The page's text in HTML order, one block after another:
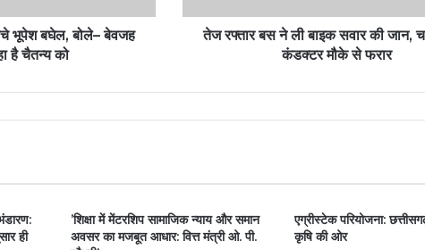
भूपेश बघेल, बोले– बेवजह
है चैतन्य को
तेज रफ्तार बस ने ली बाइक सवार की जान,
कंडक्टर मौके से फरार
ही
’शिक्षा में मेंटरशिप सामाजिक न्याय और समान
अवसर का मजबूत आधार: वित्त मंत्री ओ. पी.
एग्रीस्टेक परियोजना:
कृषि की ओर